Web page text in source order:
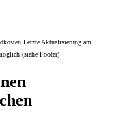
Letzte Aktualisierung am
(siehe Footer)